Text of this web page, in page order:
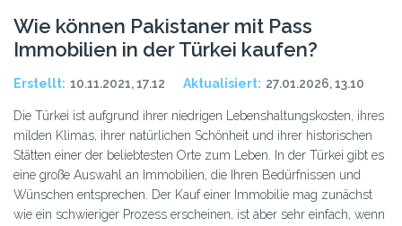
Wie können Pakistaner mit Pass
Immobilien in der Türkei kaufen?
Erstellt: 10.11.2021, 17.12 Aktualisiert: 27.01.2026, 13.10
Die Türkei ist aufgrund ihrer niedrigen Lebenshaltungskosten, ihres
milden Klimas, ihrer natürlichen Schönheit und ihrer historischen
Stätten einer der beliebtesten Orte zum Leben. In der Türkei gibt es
eine große Auswahl an Immobilien, die Ihren Bedürfnissen und
Wünschen entsprechen. Der Kauf einer Immobilie mag zunächst
wie ein schwieriger Prozess erscheinen, ist aber sehr einfach, wenn